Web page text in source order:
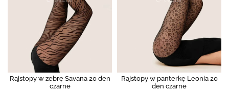
Rajstopy w zebrę Savana 20 den
czarne
Rajstopy w panterkę Leonia 20
den czarne